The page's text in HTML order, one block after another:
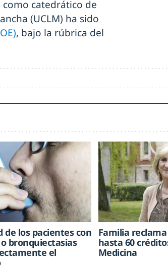
como catedrático de
(UCLM) ha sido
, bajo la rúbrica del
de los pacientes con
o bronquiectasias
el
Familia
hasta 60
Medicina